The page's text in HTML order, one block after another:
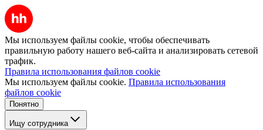
Мы используем файлы cookie, чтобы обеспечивать
правильную работу нашего веб-сайта и анализировать сетевой
трафик.
Правила использования файлов cookie
Мы используем файлы cookie. Правила использования
файлов cookie
Понятно
Ищу сотрудника